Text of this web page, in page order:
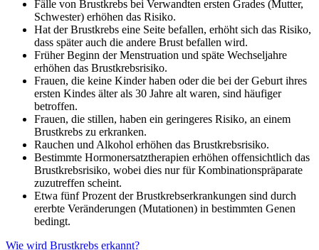
Fälle von Brustkrebs bei Verwandten ersten Grades (Mutter,
Schwester) erhöhen das Risiko.
Hat der Brustkrebs eine Seite befallen, erhöht sich das Risiko,
dass später auch die andere Brust befallen wird.
Früher Beginn der Menstruation und späte Wechseljahre
erhöhen das Brustkrebsrisiko.
Frauen, die keine Kinder haben oder die bei der Geburt ihres
ersten Kindes älter als 30 Jahre alt waren, sind häufiger
betroffen.
Frauen, die stillen, haben ein geringeres Risiko, an einem
Brustkrebs zu erkranken.
Rauchen und Alkohol erhöhen das Brustkrebsrisiko.
Bestimmte Hormonersatztherapien erhöhen offensichtlich das
Brustkrebsrisiko, wobei dies nur für Kombinationspräparate
zuzutreffen scheint.
Etwa fünf Prozent der Brustkrebserkrankungen sind durch
ererbte Veränderungen (Mutationen) in bestimmten Genen
bedingt.
Wie wird Brustkrebs erkannt?